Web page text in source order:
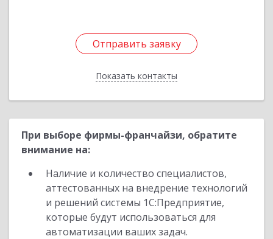
Отправить заявку
Показать контакты
Отправить заявку
Назад
При выборе фирмы-франчайзи, обратите
внимание на:
Наличие и количество специалистов,
аттестованных на внедрение технологий
и решений системы 1С:Предприятие,
которые будут использоваться для
автоматизации ваших задач.